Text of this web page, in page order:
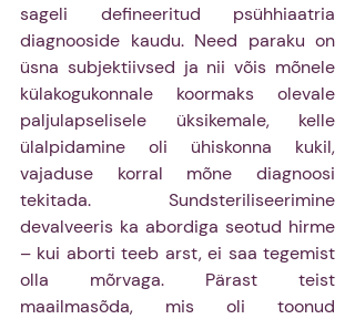
sageli defineeritud psühhiaatria
diagnooside kaudu. Need paraku on
üsna subjektiivsed ja nii võis mõnele
külakogukonnale koormaks olevale
paljulapselisele üksikemale, kelle
ülalpidamine oli ühiskonna kukil,
vajaduse korral mõne diagnoosi
tekitada. Sundsteriliseerimine
devalveeris ka abordiga seotud hirme
– kui aborti teeb arst, ei saa tegemist
olla mõrvaga. Pärast teist
maailmasõda, mis oli toonud